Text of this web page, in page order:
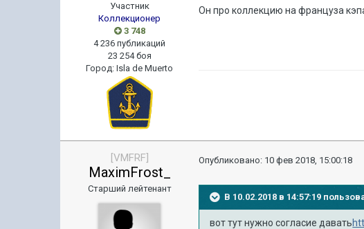
Участник
Коллекционер
3 748
4 236 публикаций
23 254 боя
Город:Isla de Muerto
Он про коллекцию на француза
[VMFRF]
MaximFrost_
Старший лейтенант
Опубликовано: 10 фев 2018, 15:00:18
В 10.02.2018 в 14:57:19
вот тут нужно согласие давать